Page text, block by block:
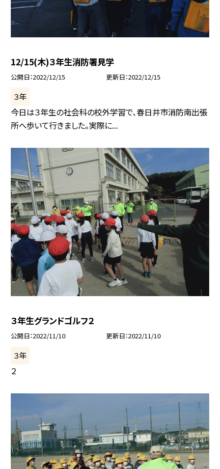
12/15(木)３年生消防署見学
公開日 2022/12/15 更新日 2022/12/15
３年
今日は３年生の社会科の校外学習で、春日井市消防南出張
所へ歩いて行きました。実際に...
３年生グランドゴルフ２
公開日 2022/11/10 更新日 2022/11/10
３年
２